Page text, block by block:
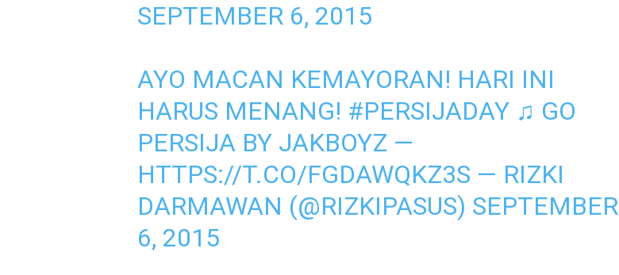
SEPTEMBER 6, 2015
AYO MACAN KEMAYORAN! HARI INI
HARUS MENANG! #PERSIJADAY♫ GO
PERSIJA BY JAKBOYZ —
HTTPS://T.CO/FGDAWQKZ3S — RIZKI
DARMAWAN (@RIZKIPASUS) SEPTEMBER
6, 2015